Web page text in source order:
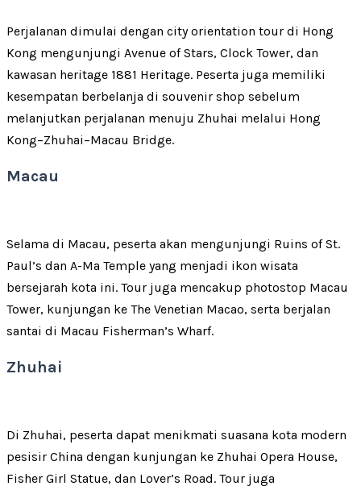
Perjalanan dimulai dengan city orientation tour di Hong
Kong mengunjungi Avenue of Stars, Clock Tower, dan
kawasan heritage 1881 Heritage. Peserta juga memiliki
kesempatan berbelanja di souvenir shop sebelum
melanjutkan perjalanan menuju Zhuhai melalui Hong
Kong–Zhuhai–Macau Bridge.
Macau
Selama di Macau, peserta akan mengunjungi Ruins of St.
Paul’s dan A-Ma Temple yang menjadi ikon wisata
bersejarah kota ini. Tour juga mencakup photostop Macau
Tower, kunjungan ke The Venetian Macao, serta berjalan
santai di Macau Fisherman’s Wharf.
Zhuhai
Di Zhuhai, peserta dapat menikmati suasana kota modern
pesisir China dengan kunjungan ke Zhuhai Opera House,
Fisher Girl Statue, dan Lover’s Road. Tour juga